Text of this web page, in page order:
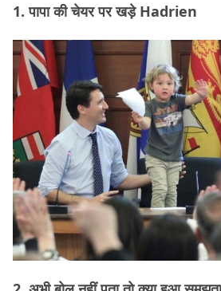
1. पापा की चेयर पर खड़े Hadrien